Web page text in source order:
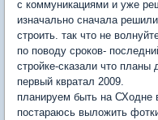
с коммуникациями и уже
изначально сначала
строить. так что не
по поводу сроков-
стройке-сказали что планы
первый квратал 2009.
планируем быть на СХодне
постараюсь выложить